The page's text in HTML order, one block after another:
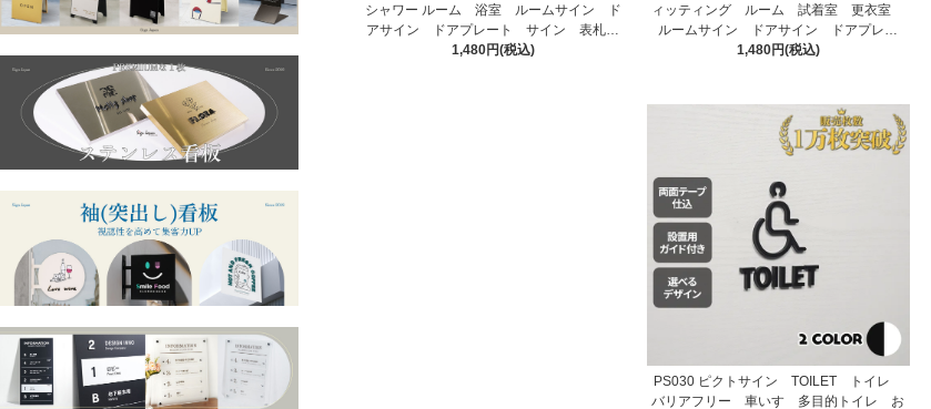
シャワー ルーム 浴室 ルームサイン ド
アサイン ドアプレート サイン 表札
室札
1,480円(税込)
ィッティング ルーム 試着室 更衣室
ルームサイン ドアサイン ドアプレー
ト サイン 表札 室札
1,480円(税込)
PS030 ピクトサイン TOILET トイレ
バリアフリー 車いす 多目的トイレ お